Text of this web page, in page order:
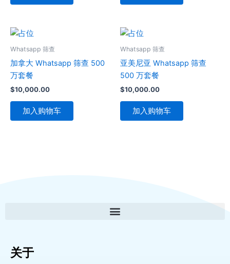
Whatsapp 筛查
加拿大 Whatsapp 筛查 500
万套餐
$10,000.00
加入购物车
Whatsapp 筛查
亚美尼亚 Whatsapp 筛查
500 万套餐
$10,000.00
加入购物车
关于